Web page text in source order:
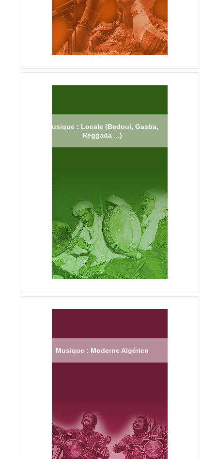
Musique : Locale (Bedoui, Gasba,
Reggada ...)
Musique : Moderne Algérien